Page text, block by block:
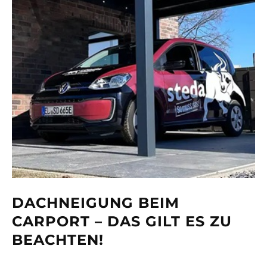
DACHNEIGUNG BEIM
CARPORT – DAS GILT ES ZU
BEACHTEN!